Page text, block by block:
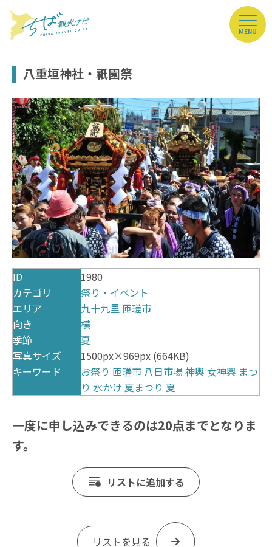
MENU
八重垣神社・祇園祭
ID
1980
カテゴリ
祭り・イベント
エリア
九十九里 匝瑳市
向き
横
季節
夏
写真サイズ
1500px×969px (664KB)
キーワード
お祭り 匝瑳市 八日市場 神輿 女神輿 まつ
り 水かけ 夏まつり 夏
一度に申し込みできるのは20点までとなりま
す。
リストに追加する
リストを見る